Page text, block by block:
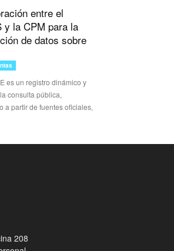
entre el
y la CPM para la
de datos sobre
es un registro dinámico y
consulta pública,
a partir de fuentes oficiales,
208